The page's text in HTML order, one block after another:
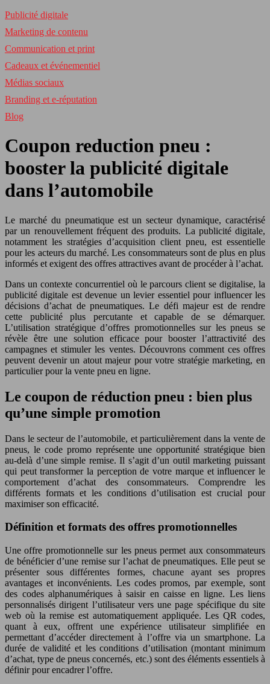
Publicité digitale
Marketing de contenu
Communication et print
Cadeaux et événementiel
Médias sociaux
Branding et e-réputation
Blog
Coupon reduction pneu :
booster la publicité digitale
dans l’automobile
Le marché du pneumatique est un secteur dynamique, caractérisé
par un renouvellement fréquent des produits. La publicité digitale,
notamment les stratégies d’acquisition client pneu, est essentielle
pour les acteurs du marché. Les consommateurs sont de plus en plus
informés et exigent des offres attractives avant de procéder à l’achat.
Dans un contexte concurrentiel où le parcours client se digitalise, la
publicité digitale est devenue un levier essentiel pour influencer les
décisions d’achat de pneumatiques. Le défi majeur est de rendre
cette publicité plus percutante et capable de se démarquer.
L’utilisation stratégique d’offres promotionnelles sur les pneus se
révèle être une solution efficace pour booster l’attractivité des
campagnes et stimuler les ventes. Découvrons comment ces offres
peuvent devenir un atout majeur pour votre stratégie marketing, en
particulier pour la vente pneu en ligne.
Le coupon de réduction pneu : bien plus
qu’une simple promotion
Dans le secteur de l’automobile, et particulièrement dans la vente de
pneus, le code promo représente une opportunité stratégique bien
au-delà d’une simple remise. Il s’agit d’un outil marketing puissant
qui peut transformer la perception de votre marque et influencer le
comportement d’achat des consommateurs. Comprendre les
différents formats et les conditions d’utilisation est crucial pour
maximiser son efficacité.
Définition et formats des offres promotionnelles
Une offre promotionnelle sur les pneus permet aux consommateurs
de bénéficier d’une remise sur l’achat de pneumatiques. Elle peut se
présenter sous différentes formes, chacune ayant ses propres
avantages et inconvénients. Les codes promos, par exemple, sont
des codes alphanumériques à saisir en caisse en ligne. Les liens
personnalisés dirigent l’utilisateur vers une page spécifique du site
web où la remise est automatiquement appliquée. Les QR codes,
quant à eux, offrent une expérience utilisateur simplifiée en
permettant d’accéder directement à l’offre via un smartphone. La
durée de validité et les conditions d’utilisation (montant minimum
d’achat, type de pneus concernés, etc.) sont des éléments essentiels à
définir pour encadrer l’offre.